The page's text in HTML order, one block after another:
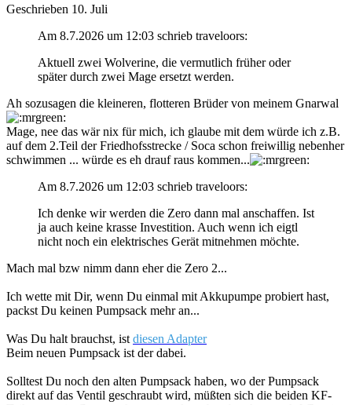
Geschrieben 10. Juli
Am 8.7.2026 um 12:03 schrieb traveloors:
Aktuell zwei Wolverine, die vermutlich früher oder
später durch zwei Mage ersetzt werden.
Ah sozusagen die kleineren, flotteren Brüder von meinem Gnarwal
Mage, nee das wär nix für mich, ich glaube mit dem würde ich z.B.
auf dem 2.Teil der Friedhofsstrecke / Soca schon freiwillig nebenher
schwimmen ... würde es eh drauf raus kommen...
Am 8.7.2026 um 12:03 schrieb traveloors:
Ich denke wir werden die Zero dann mal anschaffen. Ist
ja auch keine krasse Investition. Auch wenn ich eigtl
nicht noch ein elektrisches Gerät mitnehmen möchte.
Mach mal bzw nimm dann eher die Zero 2...
Ich wette mit Dir, wenn Du einmal mit Akkupumpe probiert hast,
packst Du keinen Pumpsack mehr an...
Was Du halt brauchst, ist diesen Adapter
Beim neuen Pumpsack ist der dabei.
Solltest Du noch den alten Pumpsack haben, wo der Pumpsack
direkt auf das Ventil geschraubt wird, müßten sich die beiden KF-